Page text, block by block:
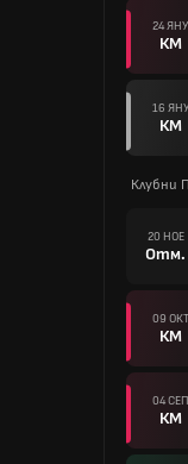
24 ЯНУ
КМ
16 ЯНУ
КМ
Клубни
20 НОЕ
Отм.
09 ОКТ
КМ
04 СЕП
КМ